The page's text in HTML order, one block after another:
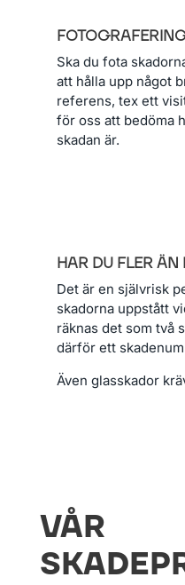
Ska du fota
att hålla upp något
referens, tex ett
för oss att bedöma
skadan är.
HAR DU FLER ÄN
Det är en självrisk
skadorna uppstått
räknas det som två
därför ett
Även glasskador
VÅR